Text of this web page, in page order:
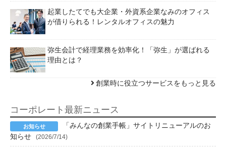
起業したてでも大企業・外資系企業なみのオフィス
が借りられる！レンタルオフィスの魅力
弥生会計で経理業務を効率化！「弥生」が選ばれる
理由とは？
創業時に役立つサービスをもっと見る
コーポレート最新ニュース
「みんなの創業手帳」サイトリニューアルのお
知らせ
(2026/7/14)